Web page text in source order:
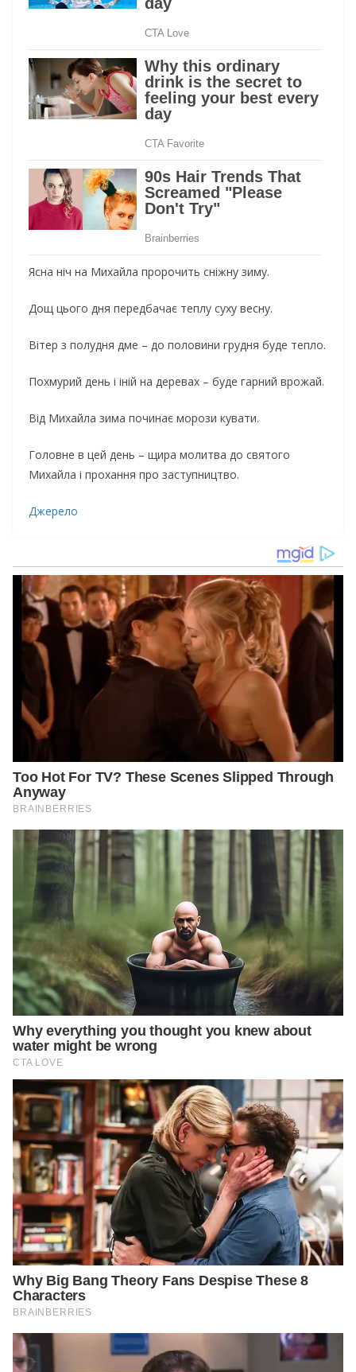
Ясна ніч на Михайла пророчить сніжну зиму.
Дощ цього дня передбачає теплу суху весну.
Вітер з полудня дме – до половини грудня буде тепло.
Похмурий день і іній на деревах – буде гарний врожай.
Від Михайла зима починає морози кувати.
Головне в цей день – щира молитва до святого
Михайла і прохання про заступництво.
Джерело